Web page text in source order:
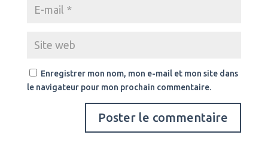
Enregistrer mon nom, mon e-mail et mon site dans
le navigateur pour mon prochain commentaire.